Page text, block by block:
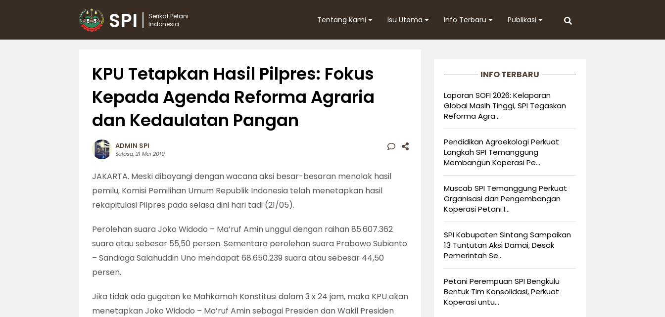
SPI
Serikat Petani
Indonesia
Tentang Kami Isu Utama Info Terbaru Publikasi
KPU Tetapkan Hasil Pilpres: Fokus
Kepada Agenda Reforma Agraria
dan Kedaulatan Pangan
ADMIN SPI
Selasa, 21 Mei 2019
JAKARTA. Meski dibayangi dengan wacana aksi besar-besaran menolak hasil
pemilu, Komisi Pemilihan Umum Republik Indonesia telah menetapkan hasil
rekapitulasi Pilpres pada selasa dini hari tadi (21/05).
Perolehan suara Joko Widodo – Ma’ruf Amin unggul dengan raihan 85.607.362
suara atau sebesar 55,50 persen. Sementara perolehan suara Prabowo Subianto
– Sandiaga Salahuddin Uno mendapat 68.650.239 suara atau sebesar 44,50
persen.
Jika tidak ada gugatan ke Mahkamah Konstitusi dalam 3 x 24 jam, maka KPU akan
menetapkan Joko Widodo – Ma’ruf Amin sebagai Presiden dan Wakil Presiden
INFO TERBARU
Laporan SOFI 2026: Kelaparan
Global Masih Tinggi, SPI Tegaskan
Reforma Agra...
Pendidikan Agroekologi Perkuat
Langkah SPI Temanggung
Membangun Koperasi Pe...
Muscab SPI Temanggung Perkuat
Organisasi dan Pengembangan
Koperasi Petani I...
SPI Kabupaten Sintang Sampaikan
13 Tuntutan Aksi Damai, Desak
Pemerintah Se...
Petani Perempuan SPI Bengkulu
Bentuk Tim Konsolidasi, Perkuat
Koperasi untu...